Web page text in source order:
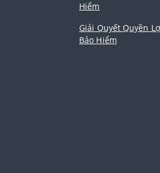
Hiểm
Giải Quyết Quyền
Bảo Hiểm